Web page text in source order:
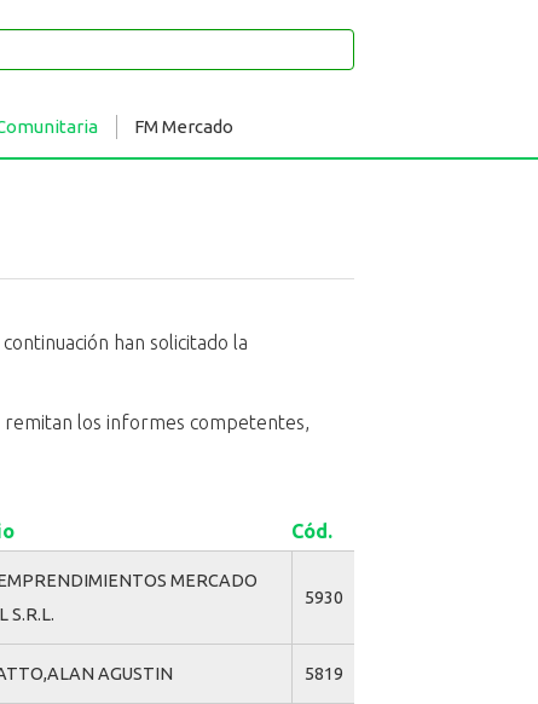
FM Mercado
han solicitado la
los informes competentes,
Cód.
MERCADO
S.R.L.
5930
AGUSTIN 5819